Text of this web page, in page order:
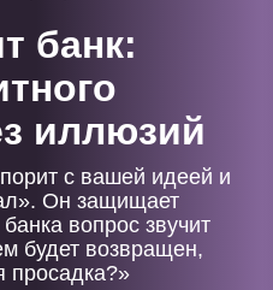
банк:
иллюзий
с вашей идеей и
Он защищает
вопрос звучит
будет возвращен,
просадка?»